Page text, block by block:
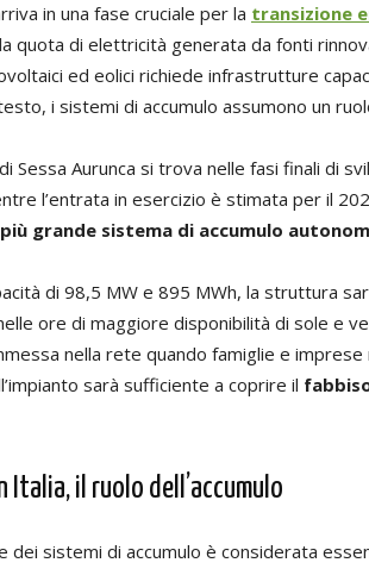
in una fase cruciale per la transizione
quota di elettricità generata da fonti
ed eolici richiede infrastrutture
i sistemi di accumulo assumono un
Sessa Aurunca si trova nelle fasi finali di
l’entrata in esercizio è stimata per il
più grande sistema di accumulo
di 98,5 MW e 895 MWh, la struttura
ore di maggiore disponibilità di sole e
nella rete quando famiglie e imprese
sarà sufficiente a coprire il
Italia, il ruolo dell’accumulo
dei sistemi di accumulo è considerata